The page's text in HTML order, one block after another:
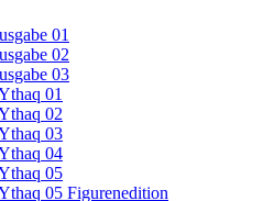
01
02
03
01
02
03
04
05
05 Figurenedition